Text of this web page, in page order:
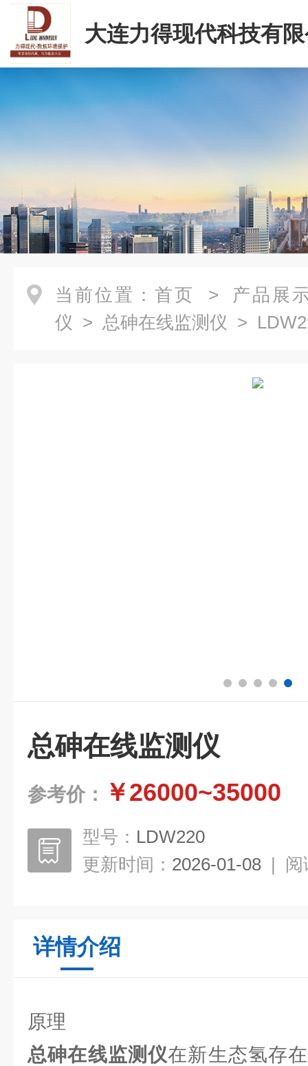
大连力得现代科技有
当前位置： 首页 > 产品展
仪 > 总砷在线监测仪 >
总砷在线监测仪
参考价： ￥26000~35000
型号： LDW220
更新时间： 2026-01-08 | 阅
详情介绍
原理
总砷在线监测仪在新生态氢存